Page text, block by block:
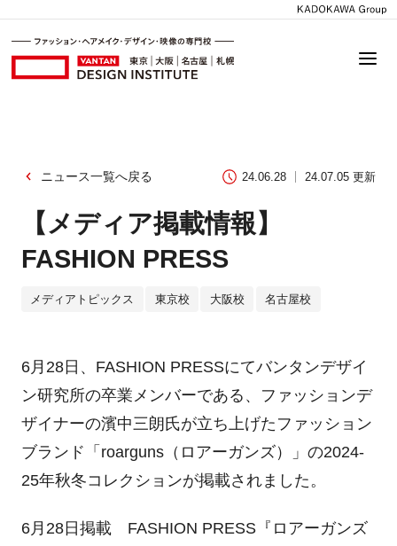
ニュース一覧へ戻る 24.06.28 24.07.05 更新
【メディア掲載情報】
FASHION PRESS
メディアトピックス 東京校 大阪校 名古屋校
6月28日、FASHION PRESSにてバンタンデザイ
ン研究所の卒業メンバーである、ファッションデ
ザイナーの濱中三朗氏が立ち上げたファッション
ブランド「roarguns（ロアーガンズ）」の2024-
25年秋冬コレクションが掲載されました。
6月28日掲載 FASHION PRESS『ロアーガンズ